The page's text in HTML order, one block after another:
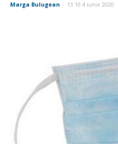
Marga Bulugean - 13:10 4 iunie 2020